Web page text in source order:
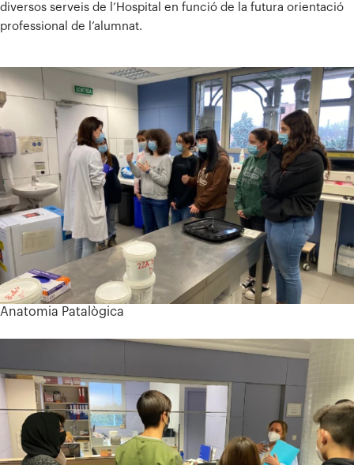
diversos serveis de l’Hospital en funció de la futura orientació
professional de l’alumnat.
Anatomia Patalògica